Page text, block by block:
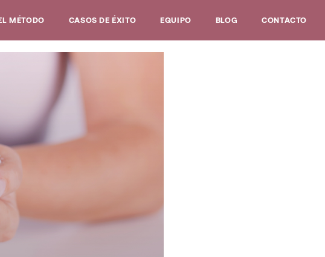
MÉTODO CASOS DE ÉXITO EQUIPO BLOG CONTACTO